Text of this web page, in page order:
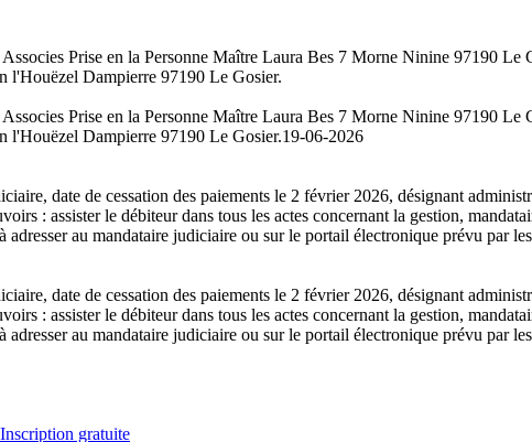
Prise en la Personne Maître Laura Bes 7 Morne Ninine 97190 Le
l'Houëzel Dampierre 97190 Le Gosier.
Prise en la Personne Maître Laura Bes 7 Morne Ninine 97190 Le
l'Houëzel Dampierre 97190 Le Gosier.19-06-2026
date de cessation des paiements le 2 février 2026, désignant
: assister le débiteur dans tous les actes concernant la gestion,
au mandataire judiciaire ou sur le portail électronique prévu par
date de cessation des paiements le 2 février 2026, désignant
: assister le débiteur dans tous les actes concernant la gestion,
au mandataire judiciaire ou sur le portail électronique prévu par
Inscription gratuite